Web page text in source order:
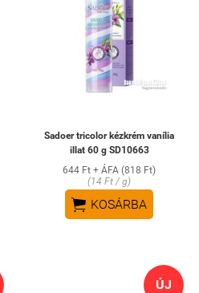
Sadoer tricolor kézkrém vanília
illat 60 g SD10663
644 Ft + ÁFA (818 Ft)
(14 Ft / g)
 KOSÁRBA
ÚJ